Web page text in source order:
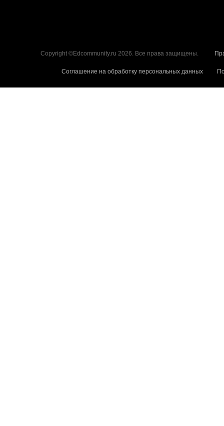
Copyright ©Edcommunity.ru 2026. Все права защищены.
Соглашение на обработку персональных данных